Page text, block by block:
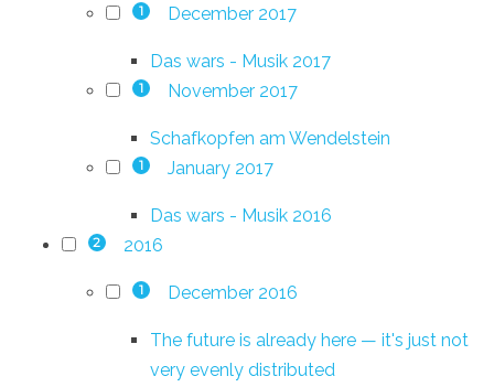
1 December 2017
Das wars - Musik 2017
1 November 2017
Schafkopfen am Wendelstein
1 January 2017
Das wars - Musik 2016
2 2016
1 December 2016
The future is already here — it's just not
very evenly distributed